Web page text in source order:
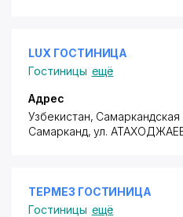
LUX ГОСТИНИЦА
Гостиницы ещё
Адрес
Узбекистан, Самаркандская
Самарканд,ул.
ТЕРМЕЗ ГОСТИНИЦА
Гостиницы ещё